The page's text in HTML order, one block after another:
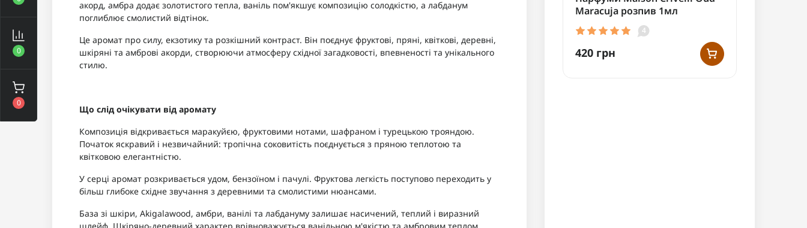
0
0
акорд, амбра додає золотистого тепла, ваніль пом'якшує композицію солодкістю, а лабданум
поглиблює смолистий відтінок.
Це аромат про силу, екзотику та розкішний контраст. Він поєднує фруктові, пряні, квіткові, деревні,
шкіряні та амброві акорди, створюючи атмосферу східної загадковості, впевненості та унікального
стилю.
Що слід очікувати від аромату
Композиція відкривається маракуйєю, фруктовими нотами, шафраном і турецькою трояндою.
Початок яскравий і незвичайний: тропічна соковитість поєднується з пряною теплотою та
квітковою елегантністю.
У серці аромат розкривається удом, бензоїном і пачулі. Фруктова легкість поступово переходить у
більш глибоке східне звучання з деревними та смолистими нюансами.
База зі шкіри, Akigalawood, амбри, ванілі та лабдануму залишає насичений, теплий і виразний
Maracuja розпив 1мл
4
420 грн